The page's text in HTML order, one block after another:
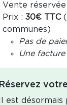
Vente
Prix : 30€ TTC
communes)
Pas de
Une
Réservez
Il est